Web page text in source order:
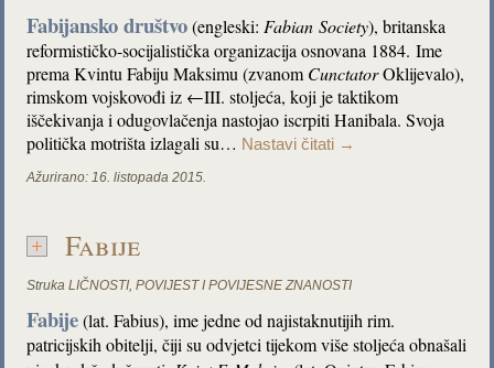
Fabijansko društvo(engleski: FabianSociety), britanska
reformističko-socijalistička organizacija osnovana 1884. Ime
prema Kvintu Fabiju Maksimu (zvanom CunctatorOklijevalo),
rimskom vojskovođi iz ←III. stoljeća, koji je taktikom
iščekivanja i odugovlačenja nastojao iscrpiti Hanibala. Svoja
politička motrišta izlagali su… Nastavi čitati →
Ažurirano: 16. listopada 2015.
Fabije
Struka LIČNOSTI,POVIJEST I POVIJESNE ZNANOSTI
Fabije(lat. Fabius), ime jedne od najistaknutijih rim.
patricijskih obitelji, čiji su odvjetci tijekom više stoljeća obnašali